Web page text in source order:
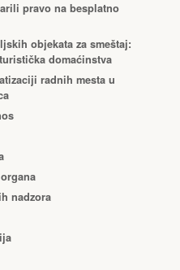
pravo na besplatno
objekata za smeštaj:
domaćinstva
radnih mesta u
nadzora